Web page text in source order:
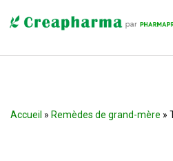
Accueil » Remèdes de grand-mère »